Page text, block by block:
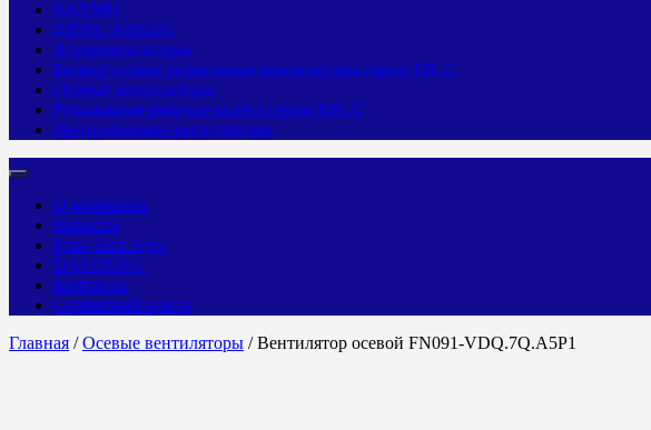
SANMU
ZIEHL-ABEGG
Агровентиляторы
Бескорпусные радиальные вентиляторы серии ER..C
Осевые вентиляторы
Радиальные рабочие колёса серии RH..C
Центробежные вентиляторы
О компании
Новости
Fans-Tech Agro
DAYOUNG
Контакты
Сервисный центр
Главная /Осевые вентиляторы / Вентилятор осевой FN091-VDQ.7Q.A5P1